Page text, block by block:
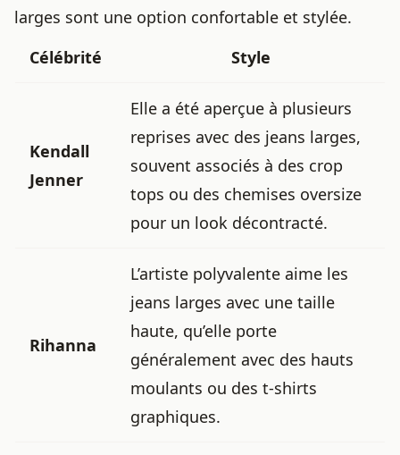
larges sont une option confortable et stylée.
Célébrité
Style
Kendall
Jenner
Elle a été aperçue à plusieurs
reprises avec des jeans larges,
souvent associés à des crop
tops ou des chemises oversize
pour un look décontracté.
Rihanna
L’artiste polyvalente aime les
jeans larges avec une taille
haute, qu’elle porte
généralement avec des hauts
moulants ou des t-shirts
graphiques.